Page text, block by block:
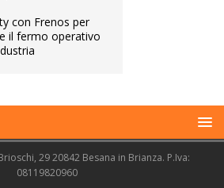
con Frenos per
il fermo operativo
29 20842 Besana in Brianza. P.Iva:
08119820960